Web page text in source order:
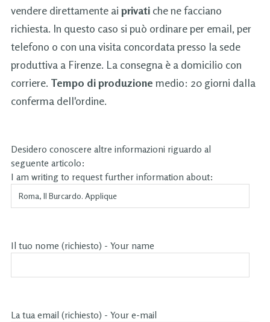
vendere direttamente ai privati che ne facciano
richiesta. In questo caso si può ordinare per email, per
telefono o con una visita concordata presso la sede
produttiva a Firenze. La consegna è a domicilio con
corriere. Tempo di produzione medio: 20 giorni dalla
conferma dell'ordine.
Desidero conoscere altre informazioni riguardo al
seguente articolo:
I am writing to request further information about:
Il tuo nome (richiesto) - Your name
La tua email (richiesto) - Your e-mail